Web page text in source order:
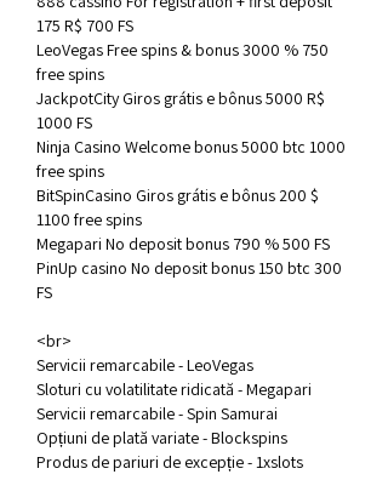
175 R$ 700 FS
LeoVegas Free spins & bonus 3000 % 750
free spins
JackpotCity Giros grátis e bônus 5000 R$
1000 FS
Ninja Casino Welcome bonus 5000 btc 1000
free spins
BitSpinCasino Giros grátis e bônus 200 $
1100 free spins
Megapari No deposit bonus 790 % 500 FS
PinUp casino No deposit bonus 150 btc 300
FS
<br>
Servicii remarcabile - LeoVegas
Sloturi cu volatilitate ridicată - Megapari
Servicii remarcabile - Spin Samurai
Opțiuni de plată variate - Blockspins
Produs de pariuri de excepție - 1xslots